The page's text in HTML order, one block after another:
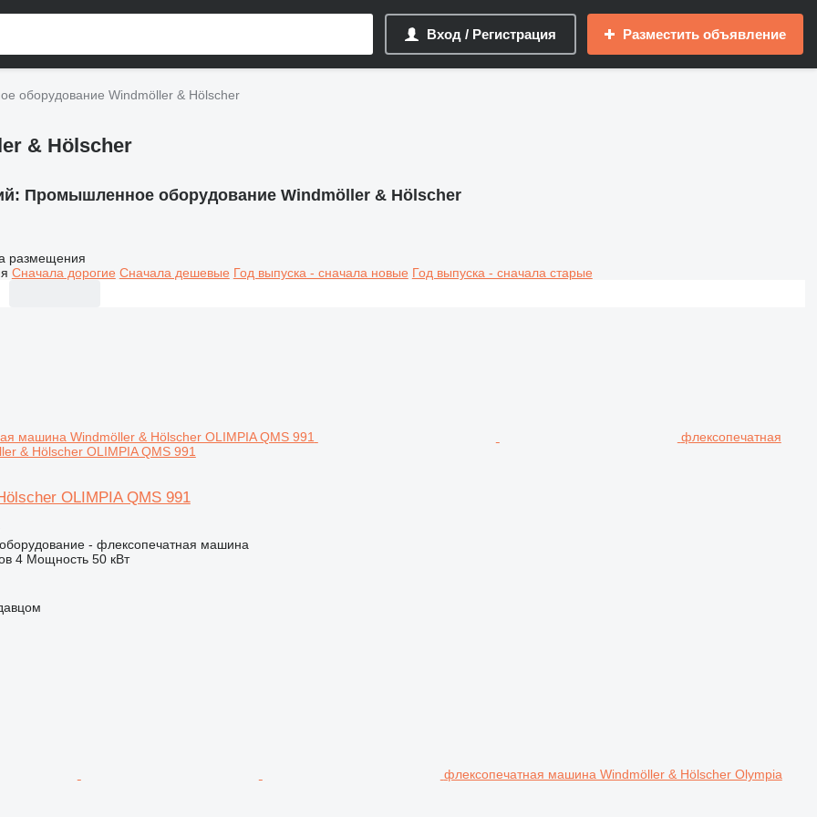
Вход / Регистрация Разместить объявление
оборудование Windmöller & Hölscher
& Hölscher
Промышленное оборудование Windmöller & Hölscher
размещения
Сначала дорогие Сначала дешевые Год выпуска - сначала новые Год выпуска - сначала старые
флексопечатная
& Hölscher OLIMPIA QMS 991
OLIMPIA QMS 991
- флексопечатная машина
4 Мощность 50 кВт
флексопечатная машина Windmöller & Hölscher Olympia